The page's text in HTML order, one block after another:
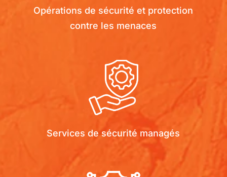
Opérations de sécurité et protection
contre les menaces
Services de sécurité managés